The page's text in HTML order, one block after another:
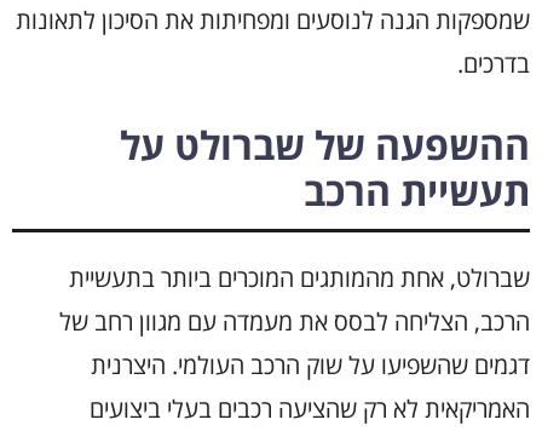
שמספקות הגנה לנוסעים ומפחיתות את הסיכון לתאונות
בדרכים.
ההשפעה של שברולט על
תעשיית הרכב
שברולט, אחת מהמותגים המוכרים ביותר בתעשיית
הרכב, הצליחה לבסס את מעמדה עם מגוון רחב של
דגמים שהשפיעו על שוק הרכב העולמי. היצרנית
האמריקאית לא רק שהציעה רכבים בעלי ביצועים